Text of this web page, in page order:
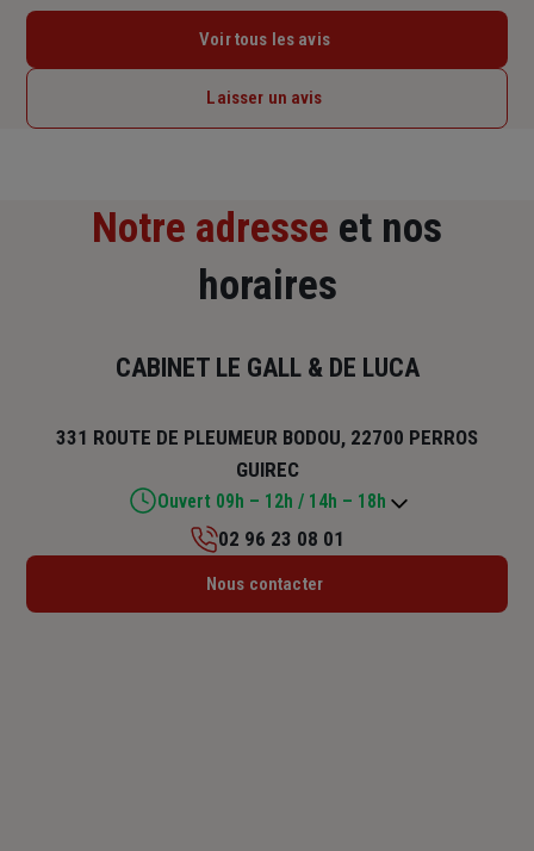
Voir tous les avis
Laisser un avis
Notre adresse et nos
horaires
CABINET LE GALL & DE LUCA
331 ROUTE DE PLEUMEUR BODOU, 22700 PERROS
GUIREC
Ouvert 09h – 12h / 14h – 18h
Lundi : Fermé
02 96 23 08 01
Nous contacter